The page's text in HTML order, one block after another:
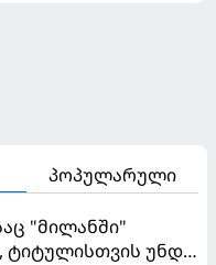
პოპულარული
"მილანში"
ტიტულისთვის უნდა